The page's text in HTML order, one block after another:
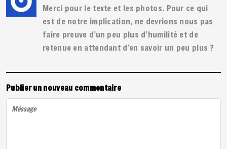
Merci pour le texte et les photos. Pour ce qui
est de notre implication, ne devrions nous pas
faire preuve d’un peu plus d’humilité et de
retenue en attendant d’en savoir un peu plus ?
Publier un nouveau commentaire